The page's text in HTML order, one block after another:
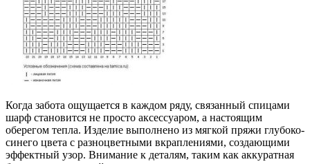
Когда забота ощущается в каждом ряду, связанный спицами
шарф становится не просто аксессуаром, а настоящим
оберегом тепла. Изделие выполнено из мягкой пряжи глубоко-
синего цвета с разноцветными вкраплениями, создающими
эффектный узор. Внимание к деталям, таким как аккуратная